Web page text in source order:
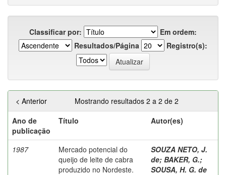
Classificar por:
Em ordem:
Resultados/Página
Registro(s):
Mostrando resultados 2 a 2 de 2
< Anterior
Ano de
publicação
Título Autor(es)
1987
Mercado potencial do
queijo de leite de cabra
produzido no Nordeste.
SOUZA NETO, J.
de; BAKER, G.;
SOUSA, H. G. de